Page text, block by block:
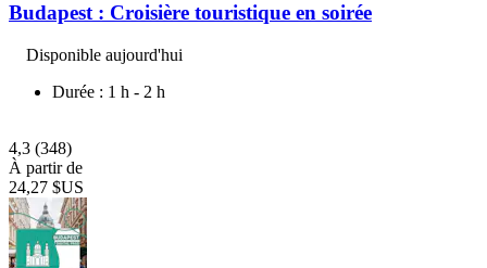
Budapest : Croisière touristique en soirée
Disponible aujourd'hui
Durée : 1 h - 2 h
4,3 (348)
À partir de
24,27 $US